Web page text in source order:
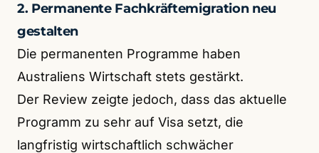
2. Permanente Fachkräftemigration neu
gestalten
Die permanenten Programme haben
Australiens Wirtschaft stets gestärkt.
Der Review zeigte jedoch, dass das aktuelle
Programm zu sehr auf Visa setzt, die
langfristig wirtschaftlich schwächer